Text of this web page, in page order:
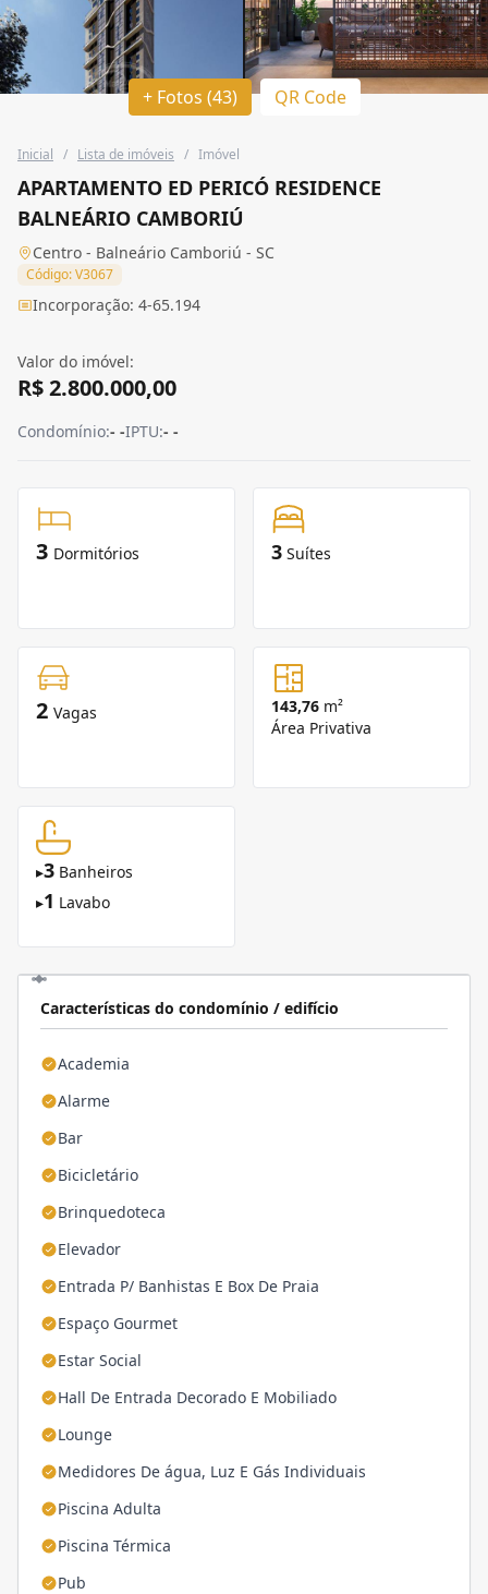
+ Fotos (43) QR Code
Inicial / Lista de imóveis / Imóvel
APARTAMENTO ED PERICÓ RESIDENCE
BALNEÁRIO CAMBORIÚ
Centro - Balneário Camboriú - SC
Código: V3067
Incorporação: 4-65.194
Valor do imóvel:
R$ 2.800.000,00
Condomínio:- -IPTU:- -
3 Dormitórios 3 Suítes
2 Vagas 143,76 m²
Área Privativa
▸3 Banheiros
▸1 Lavabo
Características do condomínio / edifício
Academia
Alarme
Bar
Bicicletário
Brinquedoteca
Elevador
Entrada P/ Banhistas E Box De Praia
Espaço Gourmet
Estar Social
Hall De Entrada Decorado E Mobiliado
Lounge
Medidores De água, Luz E Gás Individuais
Piscina Adulta
Piscina Térmica
Pub